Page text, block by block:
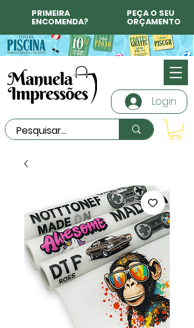
PRIMEIRA
ENCOMENDA?
PEÇA O SEU
ORÇAMENTO
Login